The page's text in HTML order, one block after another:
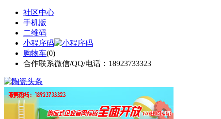
社区中心
手机版
二维码
小程序码
购物车(0)
合作联系微信/QQ/电话：18923733323